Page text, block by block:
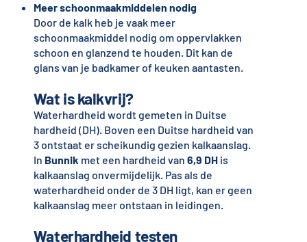
Meer schoonmaakmiddelen nodig
Door de kalk heb je vaak meer
schoonmaakmiddel nodig om oppervlakken
schoon en glanzend te houden. Dit kan de
glans van je badkamer of keuken aantasten.
Wat is kalkvrij?
Waterhardheid wordt gemeten in Duitse
hardheid (DH). Boven een Duitse hardheid van
3 ontstaat er scheikundig gezien kalkaanslag.
In Bunnik met een hardheid van 6,9 DHis
kalkaanslag onvermijdelijk. Pas als de
waterhardheid onder de 3 DH ligt, kan er geen
kalkaanslag meer ontstaan in leidingen.
Waterhardheid testen